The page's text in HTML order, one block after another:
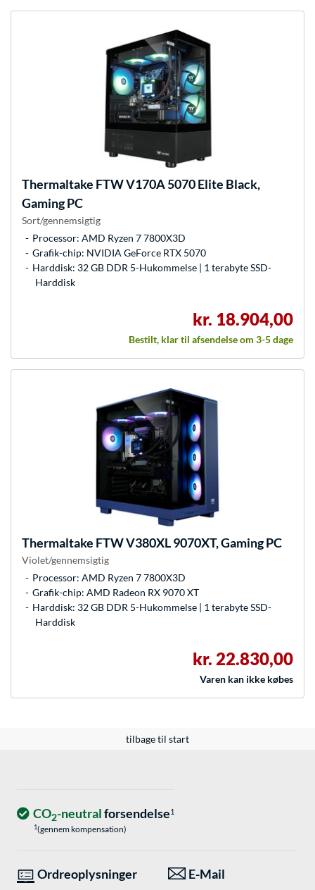
Thermaltake FTW V170A 5070 Elite Black,
Gaming PC
Sort/gennemsigtig
Processor: AMD Ryzen 7 7800X3D
Grafik-chip: NVIDIA GeForce RTX 5070
Harddisk: 32 GB DDR 5-Hukommelse | 1 terabyte SSD-
Harddisk
kr. 18.904,00
Bestilt, klar til afsendelse om 3-5 dage
Thermaltake FTW V380XL 9070XT, Gaming PC
Violet/gennemsigtig
Processor: AMD Ryzen 7 7800X3D
Grafik-chip: AMD Radeon RX 9070 XT
Harddisk: 32 GB DDR 5-Hukommelse | 1 terabyte SSD-
Harddisk
kr. 22.830,00
Varen kan ikke købes
tilbage til start
CO2-neutralforsendelse1
1(gennem kompensation)
Ordreoplysninger E-Mail